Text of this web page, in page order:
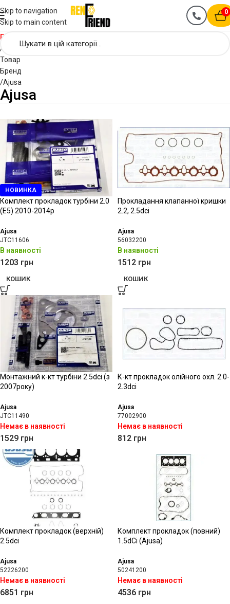
Skip to navigation
Skip to main content
0
Головна
Товар
Бренд
Ajusa
Ajusa
НОВИНКА
Комплект прокладок турбіни 2.0
(Е5) 2010-2014р
Ajusa
JTC11606
В наявності
1203 грн
КОШИК
Прокладання клапанної кришки
2.2, 2.5dci
Ajusa
56032200
В наявності
1512 грн
КОШИК
Монтажний к-кт турбіни 2.5dci (з
2007року)
Ajusa
JTC11490
Немає в наявності
1529 грн
К-кт прокладок олійного охл. 2.0-
2.3dci
Ajusa
77002900
Немає в наявності
812 грн
Комплект прокладок (верхній)
2.5dci
Ajusa
52226200
Немає в наявності
6851 грн
Комплект прокладок (повний)
1.5dCi (Ajusa)
Ajusa
50241200
Немає в наявності
4536 грн